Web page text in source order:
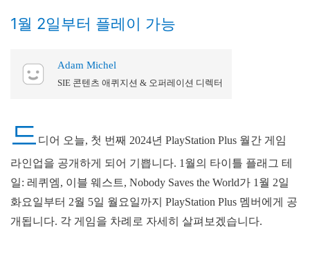
1월 2일부터 플레이 가능
Adam Michel
SIE 콘텐츠 애퀴지션 & 오퍼레이션 디렉터
드 디어 오늘, 첫 번째 2024년 PlayStation Plus 월간 게임
라인업을 공개하게 되어 기쁩니다. 1월의 타이틀 플래그 테
일: 레퀴엠, 이블 웨스트, Nobody Saves the World가 1월 2일
화요일부터 2월 5일 월요일까지 PlayStation Plus 멤버에게 공
개됩니다. 각 게임을 차례로 자세히 살펴보겠습니다.